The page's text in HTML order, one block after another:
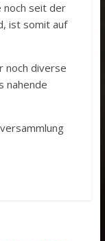
noch seit der
ist somit auf
noch diverse
nahende